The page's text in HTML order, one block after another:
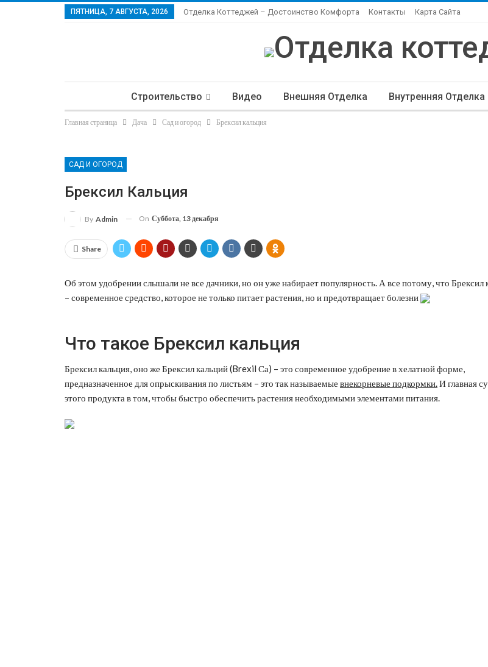
ПЯТНИЦА, 7 АВГУСТА, 2026 Отделка Коттеджей – Достоинство Комфорта Контакты Карта Сайта
Строительство Видео Внешняя Отделка Внутренняя Отделка
Ландшафтный Дизайн
Главная страница Дача Сад и огород Брексил кальция
САД И ОГОРОД
Брексил Кальция
By Admin On Суббота, 13 декабря
Share
Об этом удобрении слышали не все дачники, но он уже набирает популярность. А все потому, что Брексил
– современное средство, которое не только питает растения, но и предотвращает болезни
Что такое Брексил кальция
Брексил кальция, оно же Брексил кальций (Brexil Са) – это современное удобрение в хелатной форме,
предназначенное для опрыскивания по листьям – это так называемые внекорневые подкормки.И главная
этого продукта в том, чтобы быстро обеспечить растения необходимыми элементами питания.